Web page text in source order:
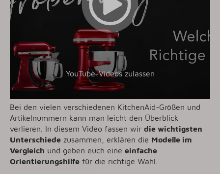
YouTube-Videos zulassen
Bei den vielen verschiedenen KitchenAid-Größen und
Artikelnummern kann man leicht den Überblick
verlieren. In diesem Video fassen wir die wichtigsten
Unterschiede zusammen, erklären die Modelle im
Vergleich und geben euch eine einfache
Orientierungshilfe für die richtige Wahl.